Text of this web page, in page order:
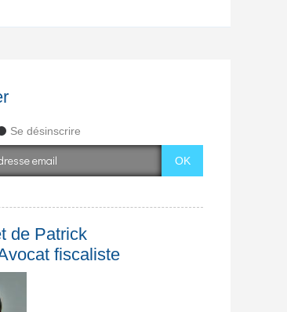
Se désinscrire
de Patrick
fiscaliste